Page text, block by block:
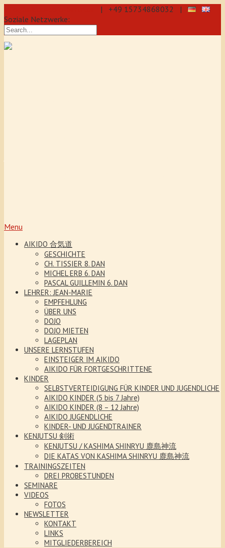
| +49 15734868032 |
Soziale Netzwerke:
Menu
AIKIDO 合気道
GESCHICHTE
CH. TISSIER 8. DAN
MICHEL ERB 6. DAN
PASCAL GUILLEMIN 6. DAN
LEHRER: JEAN-MARIE
EMPFEHLUNG
ÜBER UNS
DOJO
DOJO MIETEN
LAGEPLAN
UNSERE LERNSTUFEN
EINSTEIGER IM AIKIDO
AIKIDO FÜR FORTGESCHRITTENE
KINDER
SELBSTVERTEIDIGUNG FÜR KINDER UND JUGENDLICHE
AIKIDO KINDER (5 bis 7 Jahre)
AIKIDO KINDER (8 – 12 Jahre)
AIKIDO JUGENDLICHE
KINDER- UND JUGENDTRAINER
KENJUTSU 剣術
KENJUTSU / KASHIMA SHINRYU 鹿島神流
DIE KATAS VON KASHIMA SHINRYU 鹿島神流
TRAININGSZEITEN
DREI PROBESTUNDEN
SEMINARE
VIDEOS
FOTOS
NEWSLETTER
KONTAKT
LINKS
MITGLIEDERBEREICH